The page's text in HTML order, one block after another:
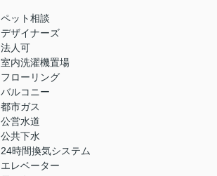
ペット相談
デザイナーズ
法人可
室内洗濯機置場
フローリング
バルコニー
都市ガス
公営水道
公共下水
24時間換気システム
エレベーター